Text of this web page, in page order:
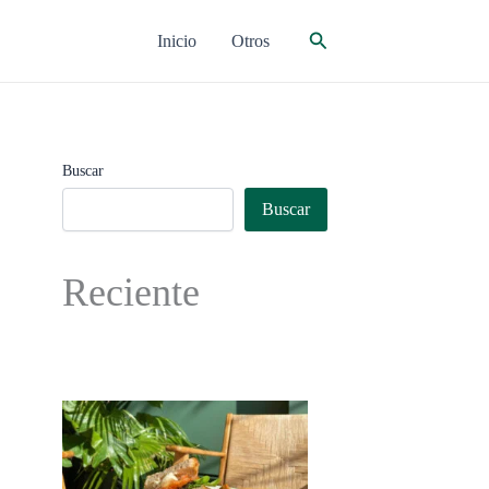
Inicio Otros Buscar
Buscar
Buscar
Reciente